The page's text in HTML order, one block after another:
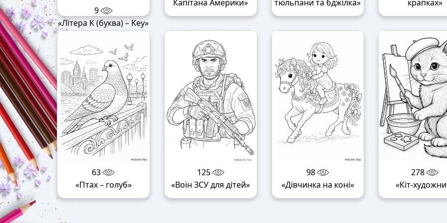
9
«Літера K (буква) – Key»
Капітана Америки» тюльпани та бджілка» крапках»
63
«Птах – голуб»
125
«Воїн ЗСУ для дітей»
98
«Дівчинка на коні»
278
«Кіт-